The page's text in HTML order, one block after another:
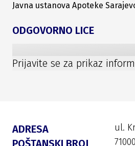
Javna ustanova Apoteke
ODGOVORNO LICE
Prijavite se za prikaz
ADRESA ul.
POŠTANSKI BROJ 71000